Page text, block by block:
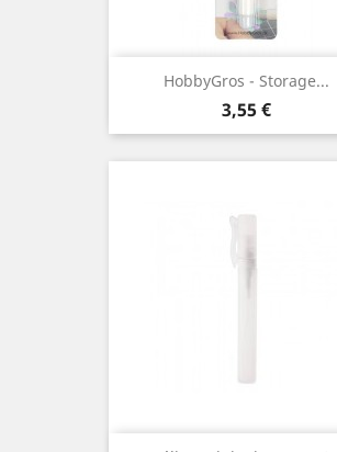
HobbyGros - Storage...
Prix
3,55 €